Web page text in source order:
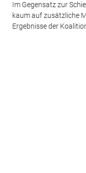
Im Gegensatz zur
kaum auf zusätzliche
Ergebnisse der